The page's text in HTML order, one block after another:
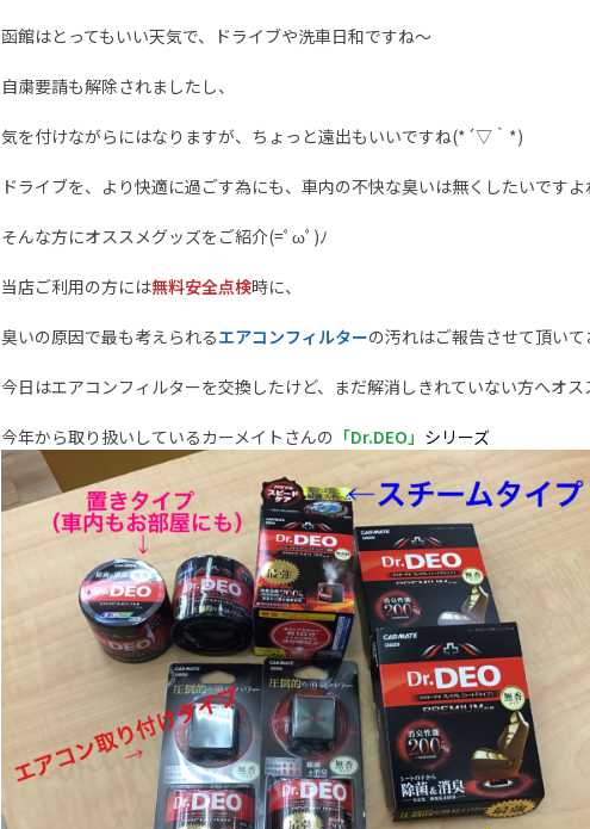
函館はとってもいい天気で、ドライブや洗車日和ですね～
自粛要請も解除されましたし、
気を付けながらにはなりますが、ちょっと遠出もいいですね(*´▽｀*)
ドライブを、より快適に過ごす為にも、車内の不快な臭いは無くしたいですよ
そんな方にオススメグッズをご紹介(=ﾟωﾟ)ﾉ
当店ご利用の方には無料安全点検時に、
臭いの原因で最も考えられるエアコンフィルターの汚れはご報告させて頂い
今日はエアコンフィルターを交換したけど、まだ解消しきれていない方へオス
今年から取り扱いしているカーメイトさんの 「Dr.DEO」 シリーズ